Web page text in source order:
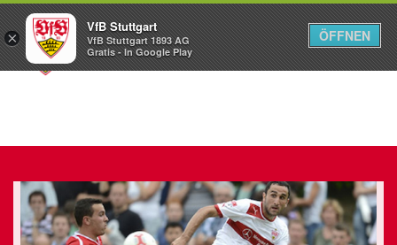
Menü
×
VfB Stuttgart
VfB Stuttgart 1893 AG
Gratis - In Google Play
ÖFFNEN